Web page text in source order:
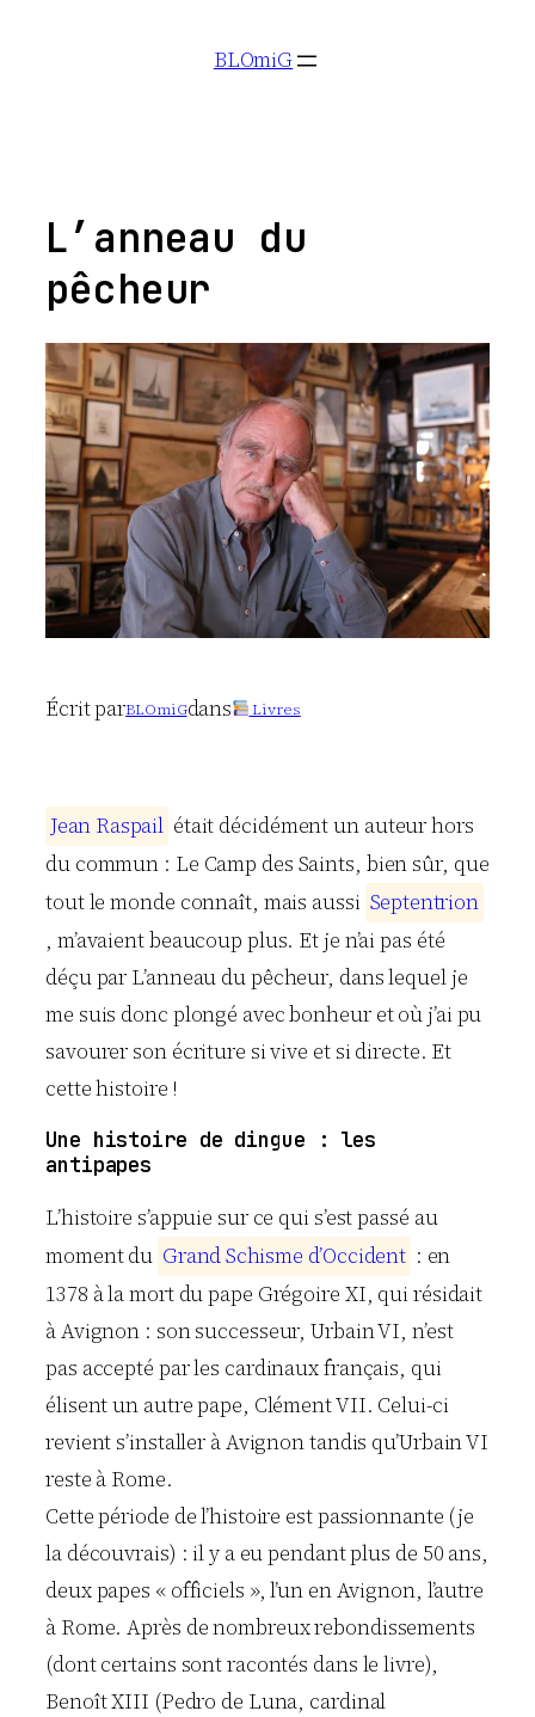
BLOmiG
L’anneau du
pêcheur
Écrit parBLOmiGdans Livres
Jean Raspail était décidément un auteur hors
du commun : Le Camp des Saints, bien sûr, que
tout le monde connaît, mais aussi Septentrion
, m’avaient beaucoup plus. Et je n’ai pas été
déçu par L’anneau du pêcheur, dans lequel je
me suis donc plongé avec bonheur et où j’ai pu
savourer son écriture si vive et si directe. Et
cette histoire !
Une histoire de dingue : les
antipapes
L’histoire s’appuie sur ce qui s’est passé au
moment du GrandSchisme d’Occident : en
1378 à la mort du pape Grégoire XI, qui résidait
à Avignon : son successeur, Urbain VI, n’est
pas accepté par les cardinaux français, qui
élisent un autre pape, Clément VII. Celui-ci
revient s’installer à Avignon tandis qu’Urbain VI
reste à Rome.
Cette période de l’histoire est passionnante (je
la découvrais) : il y a eu pendant plus de 50 ans,
deux papes « officiels », l’un en Avignon, l’autre
à Rome. Après de nombreux rebondissements
(dont certains sont racontés dans le livre),
Benoît XIII (Pedro de Luna, cardinal